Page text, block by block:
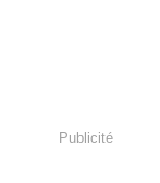
Publicité